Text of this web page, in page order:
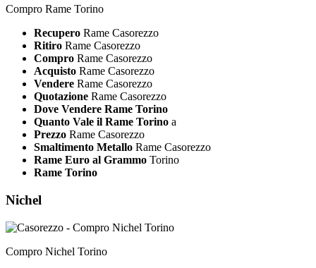
Compro Rame Torino
Recupero Rame Casorezzo
Ritiro Rame Casorezzo
Compro Rame Casorezzo
Acquisto Rame Casorezzo
Vendere Rame Casorezzo
Quotazione Rame Casorezzo
Dove Vendere Rame Torino
Quanto Vale il Rame Torino a
Prezzo Rame Casorezzo
Smaltimento Metallo Rame Casorezzo
Rame Euro al Grammo Torino
Rame Torino
Nichel
Compro Nichel Torino